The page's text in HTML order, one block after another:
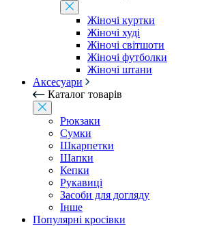
Жіночі куртки
Жіночі худі
Жіночі світшоти
Жіночі футболки
Жіночі штани
Аксесуари
Каталог товарів
Рюкзаки
Сумки
Шкарпетки
Шапки
Кепки
Рукавиці
Засоби для догляду
Інше
Популярні кросівки